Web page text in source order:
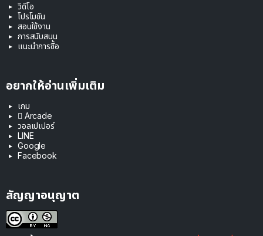
วิดีโอ
โปรโมชัน
สอนใช้งาน
การสนับสนุน
แนะนำการซื้อ
อยากให้อ่านเพิ่มเติม
เกม
 Arcade
วอลเปเปอร์
LINE
Google
Facebook
สัญญาอนุญาต